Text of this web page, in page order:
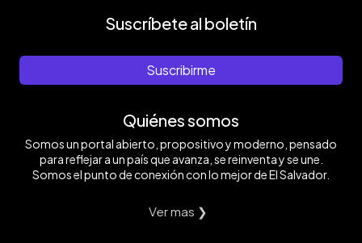
Suscríbete al boletín
Suscribirme
Quiénes somos
Somos un portal abierto, propositivo y moderno, pensado
para reflejar a un país que avanza, se reinventa y se une.
Somos el punto de conexión con lo mejor de El Salvador.
Ver mas ❯